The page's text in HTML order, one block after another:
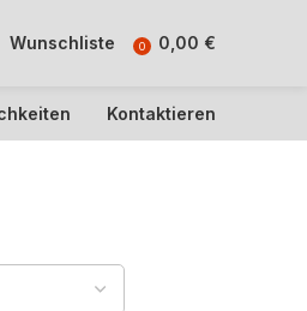
Wunschliste 0 0,00 €
Kontaktieren